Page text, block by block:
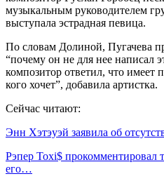
музыкальным руководителем
выступала эстрадная певица.
По словам Долиной, Пугачева
“почему он не для нее написал
композитор ответил, что имеет
кого хочет”, добавила артистка.
Сейчас читают:
Энн Хэтэуэй заявила об
Рэпер Toxi$ прокомментировал
его…